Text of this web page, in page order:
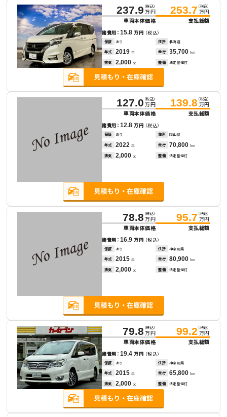
237.9 （税込）
万円
車両本体価格
253.7 （税込）
万円
支払総額
諸費用：15.8万円 （税込）
保証 あり 住所 北海道
年式 2019 年 走行 35,700 km
排気 2,000 cc 整備 法定整備付
127.0 （税込）
万円
車両本体価格
139.8 （税込）
万円
支払総額
諸費用：12.8万円 （税込）
保証 あり 住所 岡山県
年式 2022 年 走行 70,800 km
排気 2,000 cc 整備 法定整備付
78.8 （税込）
万円
車両本体価格
95.7 （税込）
万円
支払総額
諸費用：16.9万円 （税込）
保証 あり 住所 神奈川県
年式 2015 年 走行 80,900 km
排気 2,000 cc 整備 法定整備付
79.8 （税込）
万円
車両本体価格
99.2 （税込）
万円
支払総額
諸費用：19.4万円 （税込）
保証 あり 住所 神奈川県
年式 2015 年 走行 65,800 km
排気 2,000 cc 整備 法定整備付